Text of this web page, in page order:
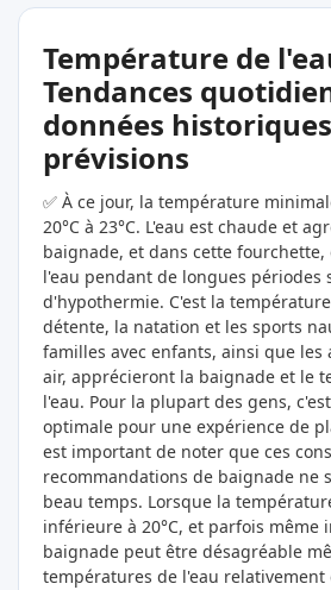
Température de
Tendances
données
prévisions
✅ À ce jour, la température
20°C à 23°C. L'eau est chaude et
baignade, et dans cette
l'eau pendant de longues périodes
d'hypothermie. C'est la
détente, la natation et les sports
familles avec enfants, ainsi que les
air, apprécieront la baignade et le
l'eau. Pour la plupart des gens,
optimale pour une expérience de
est important de noter que ces
recommandations de baignade ne
beau temps. Lorsque la
inférieure à 20°C, et parfois même
baignade peut être désagréable
températures de l'eau relativement